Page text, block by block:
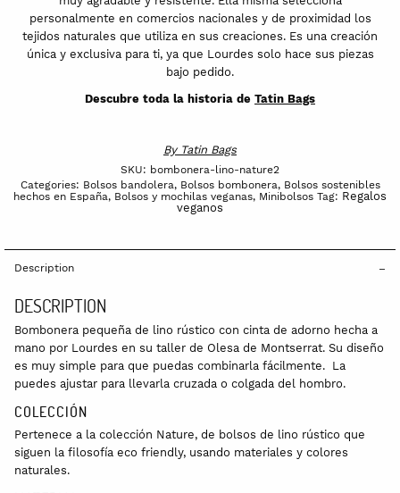
personalmente en comercios nacionales y de proximidad los
tejidos naturales que utiliza en sus creaciones. Es una creación
única y exclusiva para ti, ya que Lourdes solo hace sus piezas
bajo pedido.
Descubre toda la historia de Tatin Bags
By Tatin Bags
SKU: bombonera-lino-nature2
Categories: Bolsos bandolera, Bolsos bombonera, Bolsos sostenibles
hechos en España, Bolsos y mochilas veganas, Minibolsos Tag: Regalos
veganos
Description
DESCRIPTION
Bombonera pequeña de lino rústico con cinta de adorno hecha a
mano por Lourdes en su taller de Olesa de Montserrat. Su diseño
es muy simple para que puedas combinarla fácilmente. La
puedes ajustar para llevarla cruzada o colgada del hombro.
COLECCIÓN
Pertenece a la colección Nature, de bolsos de lino rústico que
siguen la filosofía eco friendly, usando materiales y colores
naturales.